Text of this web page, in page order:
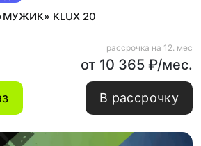
KLUX 20
рассрочка на 12. мес
от 10 365 ₽/мес.
В рассрочку